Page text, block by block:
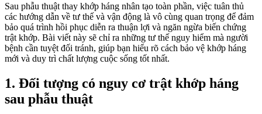
Sau phẫu thuật thay khớp háng nhân tạo toàn phần, việc tuân thủ
các hướng dẫn về tư thế và vận động là vô cùng quan trọng để đảm
bảo quá trình hồi phục diễn ra thuận lợi và ngăn ngừa biến chứng
trật khớp. Bài viết này sẽ chỉ ra những tư thế nguy hiểm mà người
bệnh cần tuyệt đối tránh, giúp bạn hiểu rõ cách bảo vệ khớp háng
mới và duy trì chất lượng cuộc sống tốt nhất.
1. Đối tượng có nguy cơ trật khớp háng
sau phẫu thuật